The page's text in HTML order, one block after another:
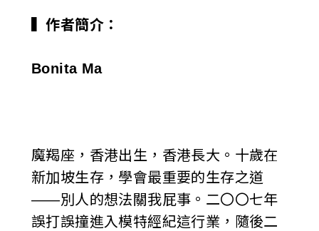
▍作者簡介：
Bonita Ma
魔羯座，香港出生，香港長大。十歲在
新加坡生存，學會最重要的生存之道
——別人的想法關我屁事。二〇〇七年
誤打誤撞進入模特經紀這行業，隨後二